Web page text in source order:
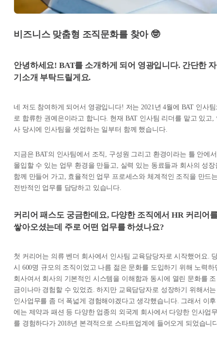
비즈니스 맞춤형 조직문화를 찾아 🤓
안녕하세요! BAT를 소개하게 되어 영광입니다. 간단한 자
기소개 부탁드릴게요.
네 저도 참여하게 되어서 영광입니다! 저는 2021년 4월에 BAT 인사팀
로 합류한 권예은이라고 합니다. 현재 BAT 인사팀 리더를 맡고 있고,
사 당시에 인사팀을 셋업하는 일부터 함께 했습니다.
지금은 BAT의 인사팀에서 조직, 구성원 그리고 환경이라는 틀 안에서
몰입할 수 있는 업무 환경을 만들고, 실력 있는 동료들과 회사의 성장
함께 만들어 가고, 효율적인 업무 프로세스와 체계적인 조직을 만드
전반적인 업무를 담당하고 있습니다.
커리어 패스도 궁금한데요, 다양한 조직에서 HR 커리어
쌓아오셨는데 주로 어떤 업무를 하셨나요?
첫 커리어는 의류 벤더 회사에서 인사팀 교육담당자로 시작했어요.
시 600명 규모의 조직이었고 나름 젊은 문화를 도입하기 위해 노력하
회사여서 회사의 기본적인 시스템을 이해함과 동시에 열린 문화를 조
금이나마 경험할 수 있었죠. 하지만 교육담당자로 성장하기 위해서는
인사업무를 좀 더 폭넓게 경험해야겠다고 생각했습니다. 그래서 이후
에는 제약과 패션 등 다양한 업종의 외국계 회사에서 다양한 인사업
를 경험하다가 2018년 본격적으로 스타트업계에 들어오게 되었습니